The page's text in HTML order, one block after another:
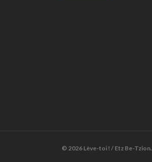
© 2026 Lève-toi ! / Etz Be-Tzion.